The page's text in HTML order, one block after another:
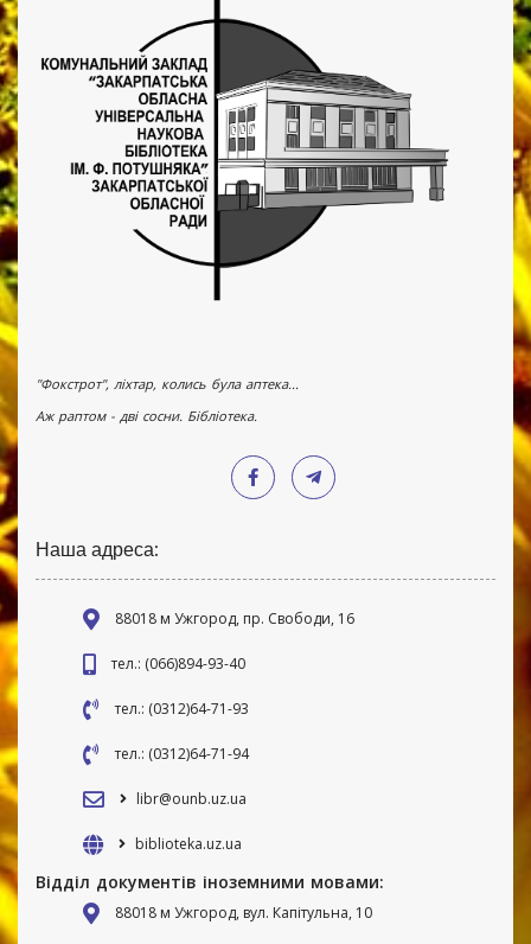
"Фокстрот", ліхтар, колись була аптека...
Аж раптом - дві сосни. Бібліотека.
Наша адреса:
88018 м Ужгород, пр. Свободи, 16
тел.: (066)894-93-40
тел.: (0312)64-71-93
тел.: (0312)64-71-94
libr@ounb.uz.ua
biblioteka.uz.ua
Відділ документів іноземними мовами:
88018 м Ужгород, вул. Капітульна, 10